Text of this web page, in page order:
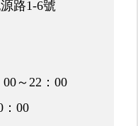
路1-6號
～22：00
：00